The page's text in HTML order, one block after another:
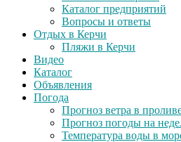
Каталог предприятий
Вопросы и ответы
Отдых в Керчи
Пляжи в Керчи
Видео
Каталог
Объявления
Погода
Прогноз ветра в
Прогноз погоды на
Температура воды в